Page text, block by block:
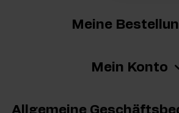
Meine
Mein Konto
Allgemeine